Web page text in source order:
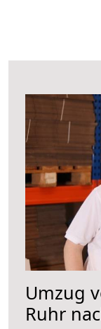
Umzug
Ruhr